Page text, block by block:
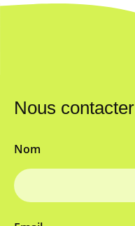
Nous contacter
Nom